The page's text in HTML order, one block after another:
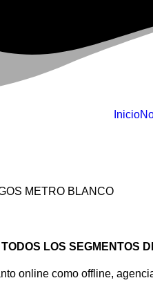
Inicio
LOS SEGMENTOS
online como offline,